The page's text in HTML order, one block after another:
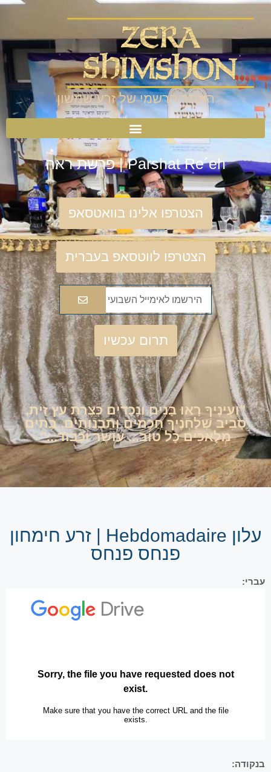
האתר הרשמי של זרע שמשון
Parshat Re´eh | פרשת ראה
הצטרפו אלינו בוואטסאפ
הצטרפו לווטסאפ בעברית
תרום עכשיו
"וְעֵינֶיךָ רָאוּ בָּנִים וְנָכָדִים כְּצֶרֶת עֵץ זַית,
סָבִיב שְׁלַחְנֶיךָ חֲכָמִים וְתַבְנוּתִים, בָּתִים
מְלָאכִים כָּל טוֹב... עוֹשֶׁר וְכָבוֹד..."
עלון Hebdomadaire | זרע חימחון
פנחס פנחס
עברי:
בנקודה: